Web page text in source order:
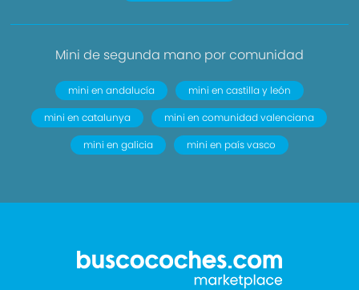
Mini de segunda mano por comunidad
mini en andalucía
mini en castilla y león
mini en catalunya
mini en comunidad valenciana
mini en galicia
mini en país vasco